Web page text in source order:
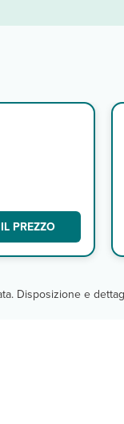
PREZZO
Disposizione e